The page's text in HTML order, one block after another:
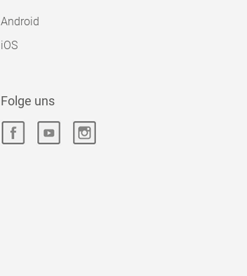
Android
iOS
Folge uns